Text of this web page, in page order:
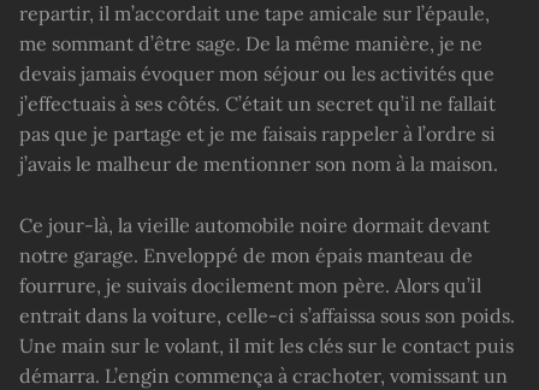
repartir, il m’accordait une tape amicale sur l’épaule,
me sommant d’être sage. De la même manière, je ne
devais jamais évoquer mon séjour ou les activités que
j’effectuais à ses côtés. C’était un secret qu’il ne fallait
pas que je partage et je me faisais rappeler à l’ordre si
j’avais le malheur de mentionner son nom à la maison.
Ce jour-là, la vieille automobile noire dormait devant
notre garage. Enveloppé de mon épais manteau de
fourrure, je suivais docilement mon père. Alors qu’il
entrait dans la voiture, celle-ci s’affaissa sous son poids.
Une main sur le volant, il mit les clés sur le contact puis
démarra. L’engin commença à crachoter, vomissant un